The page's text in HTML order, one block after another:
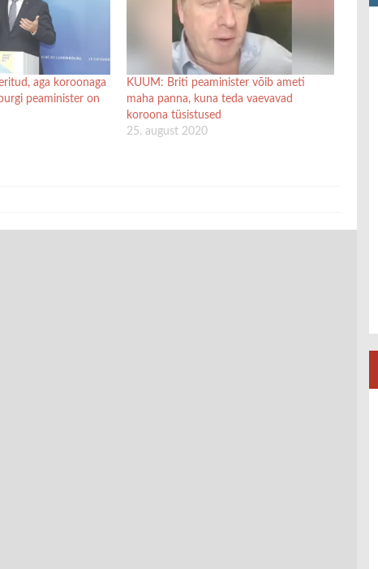
aga koroonaga
peaminister on
KUUM: Briti peaminister võib ameti
maha panna, kuna teda vaevavad
koroona tüsistused
25. august 2020